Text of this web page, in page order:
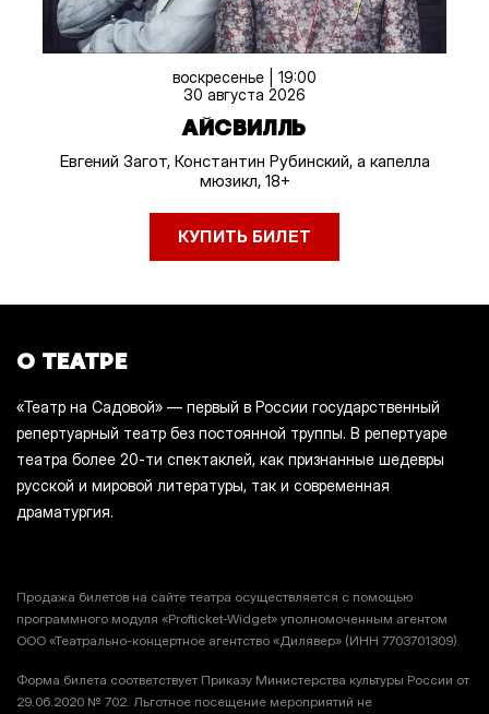
воскресенье | 19:00
30 августа 2026
АЙСВИЛЛЬ
Евгений Загот, Константин Рубинский, а капелла
мюзикл, 18+
КУПИТЬ БИЛЕТ
О ТЕАТРЕ
«Театр на Садовой» — первый в России государственный
репертуарный театр без постоянной труппы. В репертуаре
театра более 20-ти спектаклей, как признанные шедевры
русской и мировой литературы, так и современная
драматургия.
Продажа билетов на сайте театра осуществляется с помощью
программного модуля «Profticket-Widget» уполномоченным агентом
ООО «Театрально-концертное агентство «Дилявер» (ИНН 7703701309).
Форма билета соответствует Приказу Министерства культуры России от
29.06.2020 № 702. Льготное посещение мероприятий не